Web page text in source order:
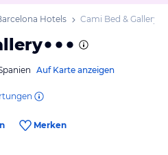
Hotels Cami Bed & Gallery
Auf Karte anzeigen
Merken